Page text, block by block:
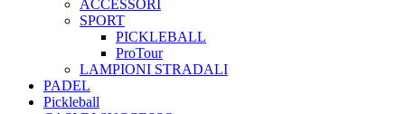
ACCESSORI
SPORT
PICKLEBALL
ProTour
LAMPIONI STRADALI
PADEL
Pickleball